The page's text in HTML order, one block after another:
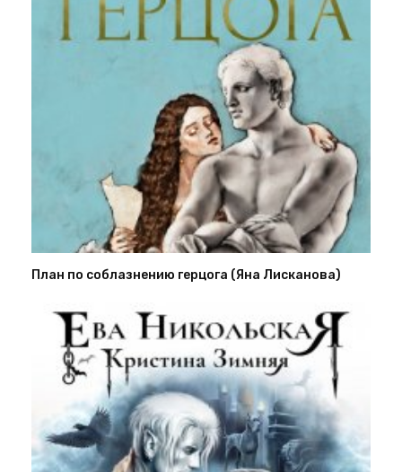
План по соблазнению герцога (Яна Лисканова)